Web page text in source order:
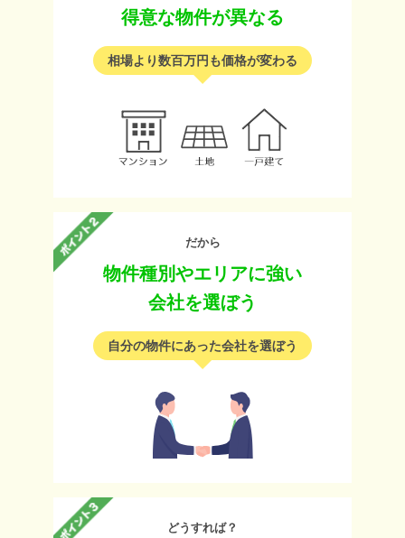
得意な物件が異なる
相場より数百万円も価格が変わる
だから
物件種別やエリアに強い
会社を選ぼう
自分の物件にあった会社を選ぼう
どうすれば？